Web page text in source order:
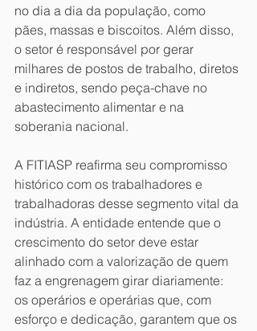
no dia a dia da população, como
pães, massas e biscoitos. Além disso,
o setor é responsável por gerar
milhares de postos de trabalho, diretos
e indiretos, sendo peça-chave no
abastecimento alimentar e na
soberania nacional.
A FITIASP reafirma seu compromisso
histórico com os trabalhadores e
trabalhadoras desse segmento vital da
indústria. A entidade entende que o
crescimento do setor deve estar
alinhado com a valorização de quem
faz a engrenagem girar diariamente:
os operários e operárias que, com
esforço e dedicação, garantem que os